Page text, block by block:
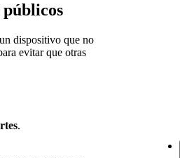
dispositivo que no
evitar que otras
.